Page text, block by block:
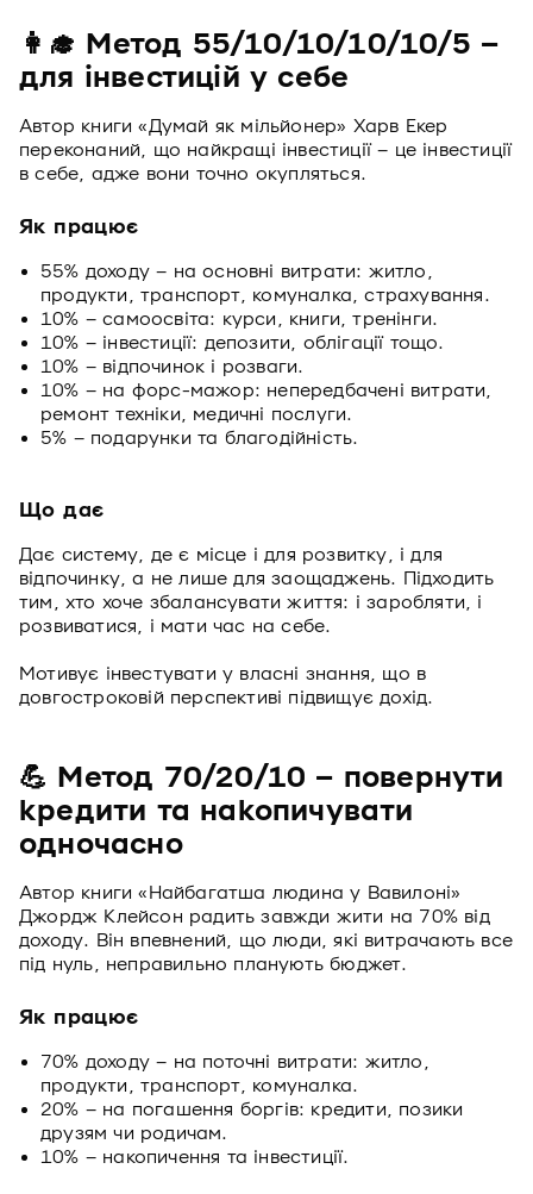
👩‍🎓 Метод 55/10/10/10/10/5 –
для інвестицій у себе
Автор книги «Думай як мільйонер» Харв Екер
переконаний, що найкращі інвестиції – це інвестиції
в себе, адже вони точно окупляться.
Як працює
55% доходу – на основні витрати: житло,
продукти, транспорт, комуналка, страхування.
10% – самоосвіта: курси, книги, тренінги.
10% – інвестиції: депозити, облігації тощо.
10% – відпочинок і розваги.
10% – на форс-мажор: непередбачені витрати,
ремонт техніки, медичні послуги.
5% – подарунки та благодійність.
Що дає
Дає систему, де є місце і для розвитку, і для
відпочинку, а не лише для заощаджень. Підходить
тим, хто хоче збалансувати життя: і заробляти, і
розвиватися, і мати час на себе.
Мотивує інвестувати у власні знання, що в
довгостроковій перспективі підвищує дохід.
💪 Метод 70/20/10 – повернути
кредити та накопичувати
одночасно
Автор книги «Найбагатша людина у Вавилоні»
Джордж Клейсон радить завжди жити на 70% від
доходу. Він впевнений, що люди, які витрачають все
під нуль, неправильно планують бюджет.
Як працює
70% доходу – на поточні витрати: житло,
продукти, транспорт, комуналка.
20% – на погашення боргів: кредити, позики
друзям чи родичам.
10% – накопичення та інвестиції.